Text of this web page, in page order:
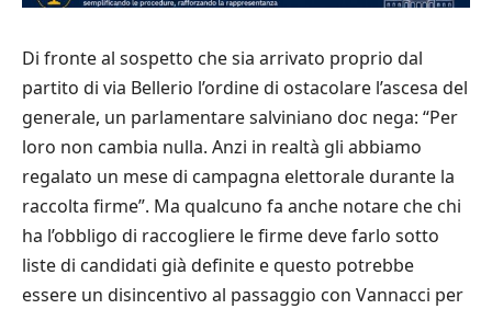
Di fronte al sospetto che sia arrivato proprio dal
partito di via Bellerio l’ordine di ostacolare l’ascesa del
generale, un parlamentare salviniano doc nega: “Per
loro non cambia nulla. Anzi in realtà gli abbiamo
regalato un mese di campagna elettorale durante la
raccolta firme”. Ma qualcuno fa anche notare che chi
ha l’obbligo di raccogliere le firme deve farlo sotto
liste di candidati già definite e questo potrebbe
essere un disincentivo al passaggio con Vannacci per